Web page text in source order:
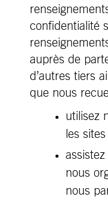
confidentialité
auprès de
d’autres tiers
que nous
utilisez
les
nous
nous